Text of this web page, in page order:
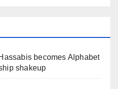
becomes Alphabet
shakeup